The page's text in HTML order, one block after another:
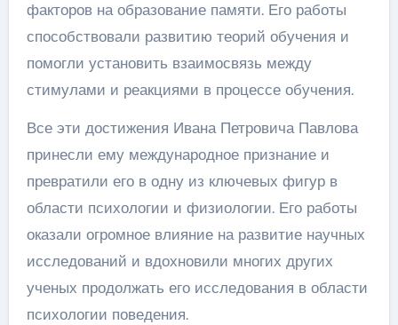
факторов на образование памяти. Его работы
способствовали развитию теорий обучения и
помогли установить взаимосвязь между
стимулами и реакциями в процессе обучения.
Все эти достижения Ивана Петровича Павлова
принесли ему международное признание и
превратили его в одну из ключевых фигур в
области психологии и физиологии. Его работы
оказали огромное влияние на развитие научных
исследований и вдохновили многих других
ученых продолжать его исследования в области
психологии поведения.